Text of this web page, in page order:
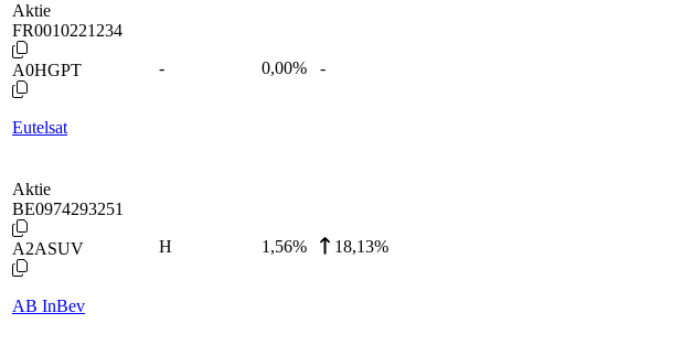
Aktie
FR0010221234
A0HGPT
Eutelsat
- 0,00% -
Aktie
BE0974293251
A2ASUV
AB InBev
H 1,56% 18,13%